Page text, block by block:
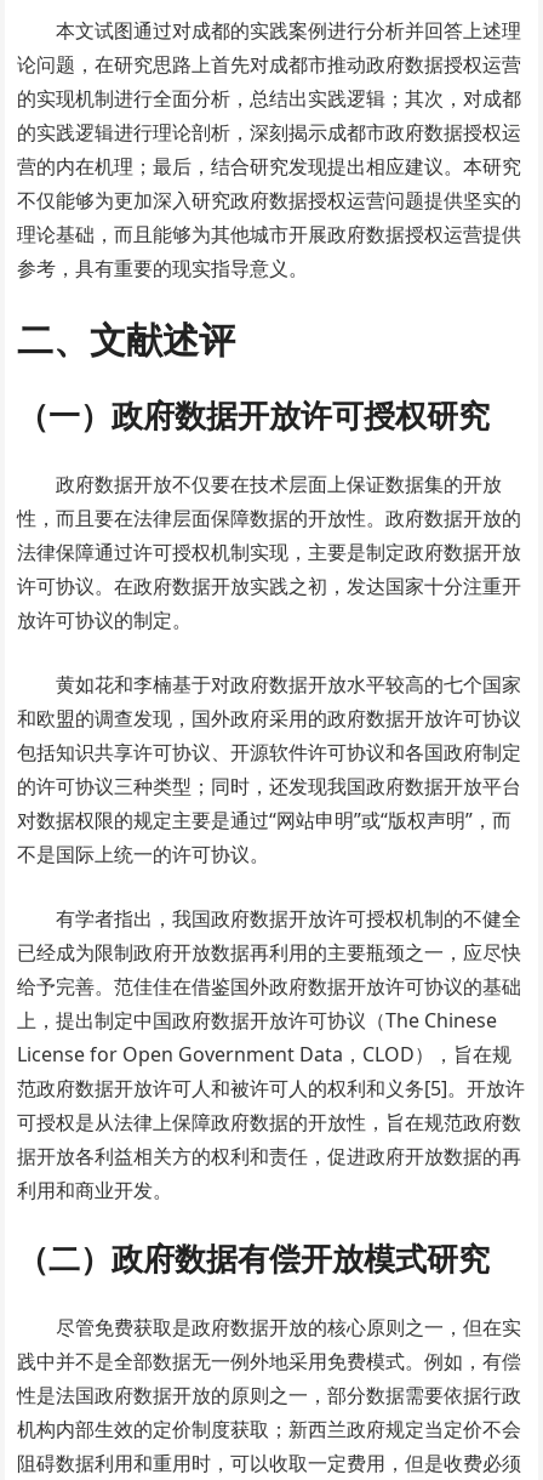
本文试图通过对成都的实践案例进行分析并回答上述理
论问题，在研究思路上首先对成都市推动政府数据授权运营
的实现机制进行全面分析，总结出实践逻辑；其次，对成都
的实践逻辑进行理论剖析，深刻揭示成都市政府数据授权运
营的内在机理；最后，结合研究发现提出相应建议。本研究
不仅能够为更加深入研究政府数据授权运营问题提供坚实的
理论基础，而且能够为其他城市开展政府数据授权运营提供
参考，具有重要的现实指导意义。
二、文献述评
（一）政府数据开放许可授权研究
政府数据开放不仅要在技术层面上保证数据集的开放
性，而且要在法律层面保障数据的开放性。政府数据开放的
法律保障通过许可授权机制实现，主要是制定政府数据开放
许可协议。在政府数据开放实践之初，发达国家十分注重开
放许可协议的制定。
黄如花和李楠基于对政府数据开放水平较高的七个国家
和欧盟的调查发现，国外政府采用的政府数据开放许可协议
包括知识共享许可协议、开源软件许可协议和各国政府制定
的许可协议三种类型；同时，还发现我国政府数据开放平台
对数据权限的规定主要是通过“网站申明”或“版权声明”，而
不是国际上统一的许可协议。
有学者指出，我国政府数据开放许可授权机制的不健全
已经成为限制政府开放数据再利用的主要瓶颈之一，应尽快
给予完善。范佳佳在借鉴国外政府数据开放许可协议的基础
上，提出制定中国政府数据开放许可协议（The Chinese
License for Open Government Data，CLOD），旨在规
范政府数据开放许可人和被许可人的权利和义务[5]。开放许
可授权是从法律上保障政府数据的开放性，旨在规范政府数
据开放各利益相关方的权利和责任，促进政府开放数据的再
利用和商业开发。
（二）政府数据有偿开放模式研究
尽管免费获取是政府数据开放的核心原则之一，但在实
践中并不是全部数据无一例外地采用免费模式。例如，有偿
性是法国政府数据开放的原则之一，部分数据需要依据行政
机构内部生效的定价制度获取；新西兰政府规定当定价不会
阻碍数据利用和重用时，可以收取一定费用，但是收费必须